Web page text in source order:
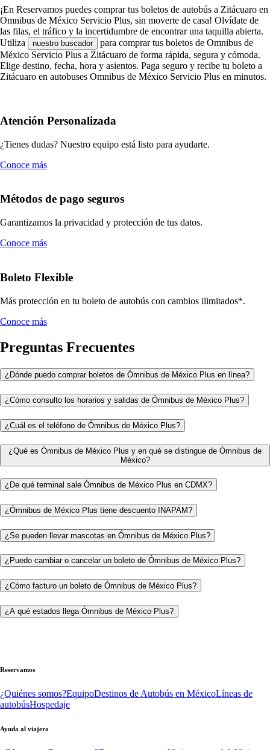
¡En Reservamos puedes comprar tus boletos de autobús a Zitácuaro en
Omnibus de México Servicio Plus, sin moverte de casa! Olvídate de
las filas, el tráfico y la incertidumbre de encontrar una taquilla abierta.
Utiliza
nuestro buscador
para comprar tus boletos de Omnibus de
México Servicio Plus a Zitácuaro de forma rápida, segura y cómoda.
Elige destino, fecha, hora y asientos. Paga seguro y recibe tu boleto a
Zitácuaro en autobuses Omnibus de México Servicio Plus en minutos.
Atención Personalizada
¿Tienes dudas? Nuestro equipo está listo para ayudarte.
Conoce más
Métodos de pago seguros
Garantizamos la privacidad y protección de tus datos.
Conoce más
Boleto Flexible
Más protección en tu boleto de autobús con cambios ilimitados*.
Conoce más
Preguntas Frecuentes
¿Dónde puedo comprar boletos de Ómnibus de México Plus en línea?
¿Cómo consulto los horarios y salidas de Ómnibus de México Plus?
¿Cuál es el teléfono de Ómnibus de México Plus?
¿Qué es Ómnibus de México Plus y en qué se distingue de Ómnibus de
México?
¿De qué terminal sale Ómnibus de México Plus en CDMX?
¿Ómnibus de México Plus tiene descuento INAPAM?
¿Se pueden llevar mascotas en Ómnibus de México Plus?
¿Puedo cambiar o cancelar un boleto de Ómnibus de México Plus?
¿Cómo facturo un boleto de Ómnibus de México Plus?
¿A qué estados llega Ómnibus de México Plus?
Reservamos
¿Quiénes somos?EquipoDestinos de Autobús en MéxicoLíneas de
autobúsHospedaje
Ayuda al viajero